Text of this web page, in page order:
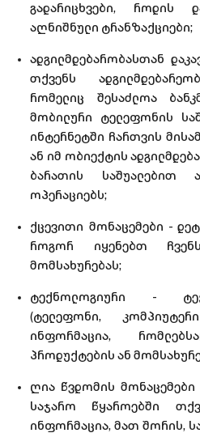
გადარიცხვები, როდის
აღნიშნული ტრანზაქციები;
ადგილმდებარობასთან
თქვენს
რომელიც შესაძლოა
მობილური ტელეფონის
ინტერნეტში ჩართვის
ან იმ ობიექტის
ბარათის საშუალებით
ოპერაციებს;
ქცევითი მონაცემები -
როგორ იყენებთ
მომსახურებას;
ტექნოლოგიური -
(ტელეფონი,
ინფორმაცია,
პროდუქტების ან
ღია წვდომის მონაცემები
საჯარო წყაროებში
ინფორმაცია, მათ შორის,